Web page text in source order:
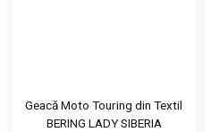
Geacă Moto Touring din Textil
BERING LADY SIBERIA